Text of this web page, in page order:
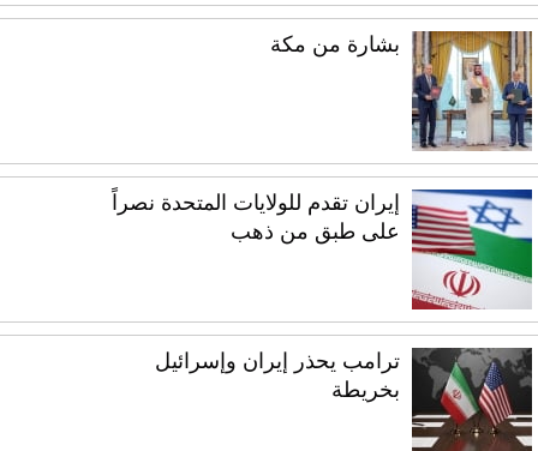
بشارة من مكة
إيران تقدم للولايات المتحدة نصراً
على طبق من ذهب
ترامب يحذر إيران وإسرائيل
بخريطة